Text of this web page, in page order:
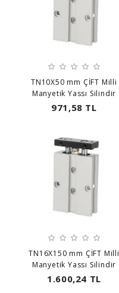
TN10X50 mm ÇİFT Milli
Manyetik Yassı Silindir
971,58 TL
TN16X150 mm ÇİFT Milli
Manyetik Yassı Silindir
1.600,24 TL